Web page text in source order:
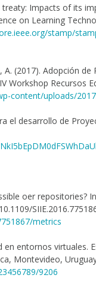
treaty: Impacts of its
on Learning
stamp/
A. (2017). Adopción
Workshop Recursos
content/uploads/
el desarrollo de
oer repositories?
metrics
en entornos virtuales.
Montevideo,
9206